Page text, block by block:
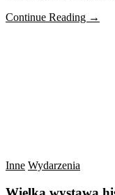
Continue Reading →
Inne Wydarzenia